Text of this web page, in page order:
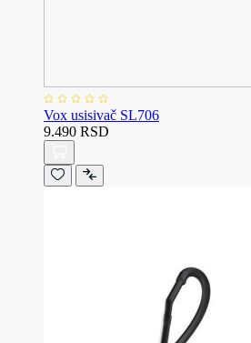
Vox usisivač SL706
9.490 RSD